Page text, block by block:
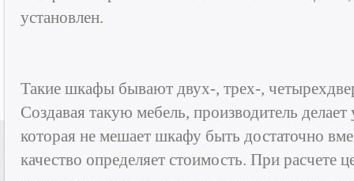
установлен.
Такие шкафы бывают двух-, трех-,
Создавая такую мебель, производитель
которая не мешает шкафу быть достаточно
качество определяет стоимость. При расчете